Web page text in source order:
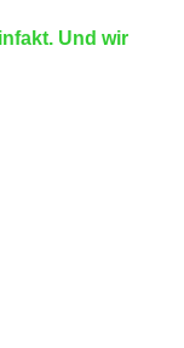
Und wir